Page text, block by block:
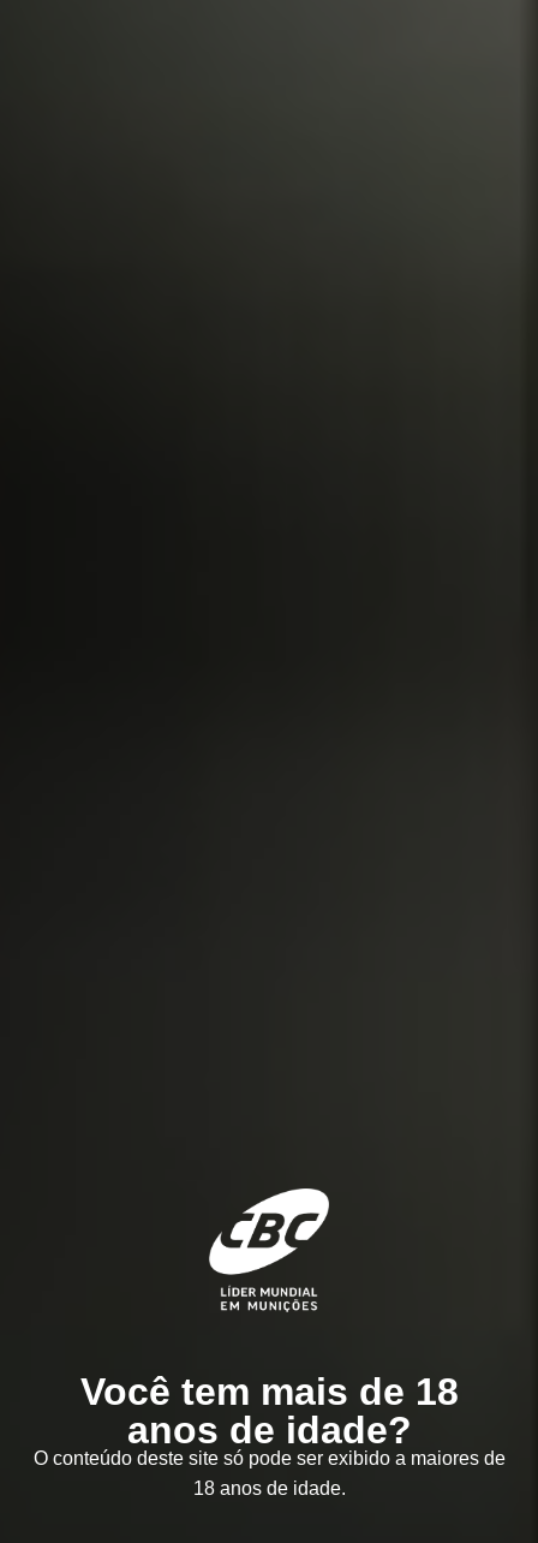
Você tem mais de 18
anos de idade?
O conteúdo deste site só pode ser exibido a maiores de
18 anos de idade.